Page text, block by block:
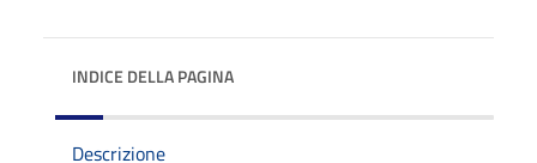
INDICE DELLA PAGINA
Descrizione